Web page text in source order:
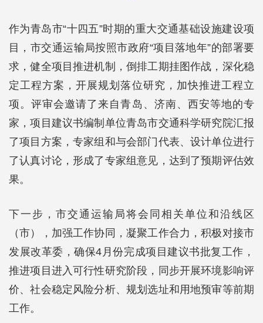
作为青岛市“十四五”时期的重大交通基础设施建设项
目，市交通运输局按照市政府“项目落地年”的部署要
求，健全项目推进机制，倒排工期挂图作战，深化稳
定工程方案，开展规划落位研究，加快推进工程立
项。评审会邀请了来自青岛、济南、西安等地的专
家，项目建议书编制单位青岛市交通科学研究院汇报
了项目方案，专家组和与会部门代表、设计单位进行
了认真讨论，形成了专家组意见，达到了预期评估效
果。
下一步，市交通运输局将会同相关单位和沿线区
（市），加强工作协同，凝聚工作合力，积极对接市
发展改革委，确保4月份完成项目建议书批复工作，
推进项目进入可行性研究阶段，同步开展环境影响评
价、社会稳定风险分析、规划选址和用地预审等前期
工作。